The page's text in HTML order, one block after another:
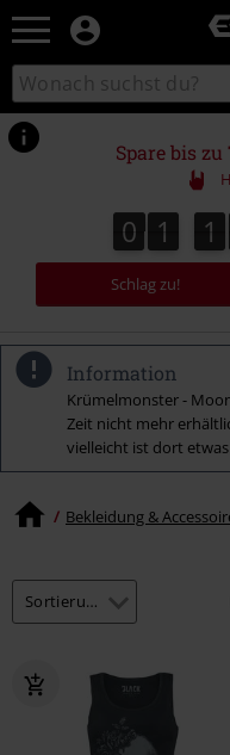
Katalog
durchsuchen
Spare bis zu
0
0 1
1 1
1
Schlag zu!
Information
Krümelmonster -
Zeit nicht mehr
vielleicht ist dort
Bekleidung &